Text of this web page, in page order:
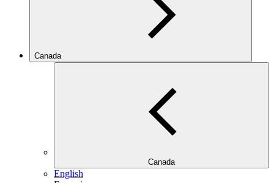
Canada
Canada
English